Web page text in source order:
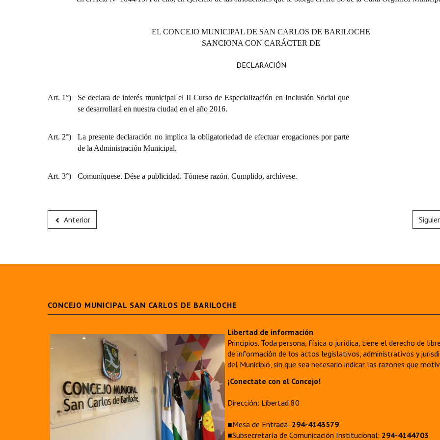
EL CONCEJO MUNICIPAL DE SAN CARLOS DE BARILOCHE
SANCIONA CON CARÁCTER DE
DECLARACIÓN
Art. 1°) Se declara de interés municipal el II Curso de Especialización en Inclusión Social que
se desarrollará en nuestra ciudad en el año 2016.
Art. 2°)
La presente declaración no implica la obligatoriedad de efectuar erogaciones por parte
de la Administración Municipal.
Art. 3°) Comuníquese. Dése a publicidad. Tómese razón. Cumplido, archívese.
Anterior
CONCEJO MUNICIPAL SAN CARLOS DE BARILOCHE
Libertad de información
Principios. Toda persona, física o jurídica, tiene el derecho de
de información de los actos legislativos, administrativos y
del Municipio, sin que sea necesario indicar las razones que
¡Conectate con el Concejo!
Dirección: Libertad 80
■Mesa de Entrada: 294-4143579
■Subsecretaría de Comunicación Institucional: 294-4144703